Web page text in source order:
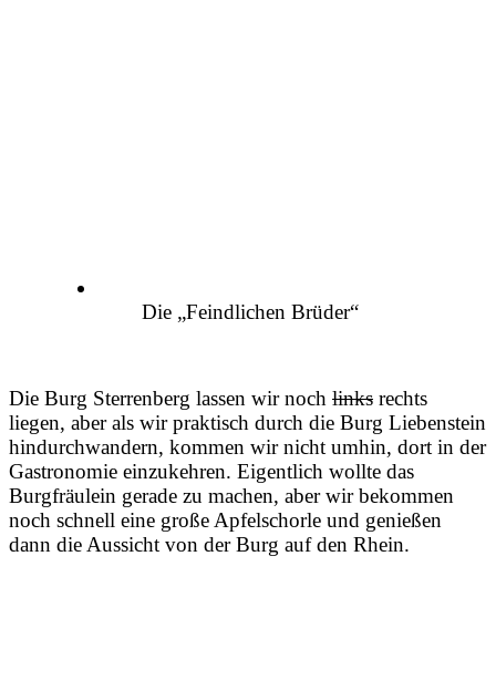
Die „Feindlichen Brüder“
Die Burg Sterrenberg lassen wir noch links rechts
liegen, aber als wir praktisch durch die Burg Liebenstein
hindurchwandern, kommen wir nicht umhin, dort in der
Gastronomie einzukehren. Eigentlich wollte das
Burgfräulein gerade zu machen, aber wir bekommen
noch schnell eine große Apfelschorle und genießen
dann die Aussicht von der Burg auf den Rhein.